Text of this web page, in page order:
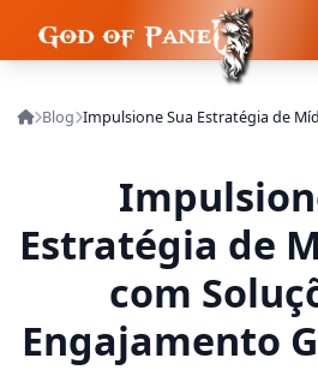
Blog
Estratégia de
com
Engajamento